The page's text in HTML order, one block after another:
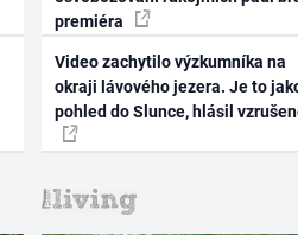
premiéra
Video zachytilo výzkumníka na
okraji lávového jezera. Je to
pohled do Slunce, hlásil